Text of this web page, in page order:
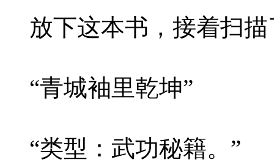
放下这本书，接着扫描
“青城袖里乾坤”
“类型：武功秘籍。”